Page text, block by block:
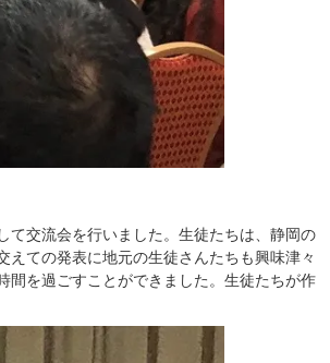
て交流会を行いました。生徒たちは、静岡の
ての発表に地元の生徒さんたちも興味津々
間を過ごすことができました。生徒たちが作